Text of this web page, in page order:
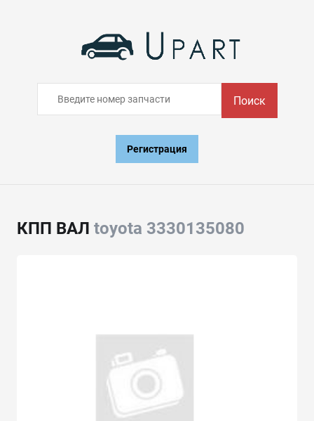
Поиск
Регистрация
КПП ВАЛ toyota 3330135080